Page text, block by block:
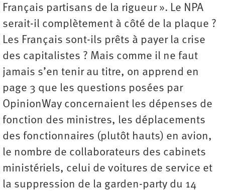
Français partisans de la rigueur ». Le NPA
serait-il complètement à côté de la plaque ?
Les Français sont-ils prêts à payer la crise
des capitalistes ? Mais comme il ne faut
jamais s’en tenir au titre, on apprend en
page 3 que les questions posées par
OpinionWay concernaient les dépenses de
fonction des ministres, les déplacements
des fonctionnaires (plutôt hauts) en avion,
le nombre de collaborateurs des cabinets
ministériels, celui de voitures de service et
la suppression de la garden-party du 14